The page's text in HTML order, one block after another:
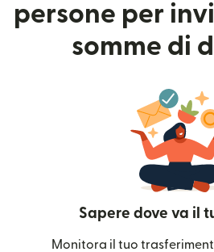
persone per
somme di
Sapere dove va il
Monitora il tuo